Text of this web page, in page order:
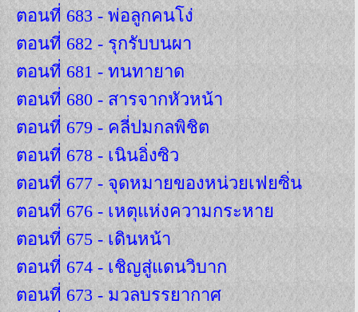
ตอนที่ 683 - พ่อลูกคนโง่
ตอนที่ 682 - รุกรับบนผา
ตอนที่ 681 - ทนทายาด
ตอนที่ 680 - สารจากหัวหน้า
ตอนที่ 679 - คลี่ปมกลพิชิต
ตอนที่ 678 - เนินอิ่งซิว
ตอนที่ 677 - จุดหมายของหน่วยเฟยซิ่น
ตอนที่ 676 - เหตุแห่งความกระหาย
ตอนที่ 675 - เดินหน้า
ตอนที่ 674 - เชิญสู่แดนวิบาก
ตอนที่ 673 - มวลบรรยากาศ